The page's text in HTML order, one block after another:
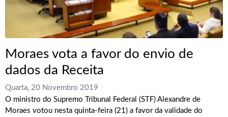
Moraes vota a favor do envio de
dados da Receita
Quarta, 20 Novembro 2019
O ministro do Supremo Tribunal Federal (STF) Alexandre de
Moraes votou nesta quinta-feira (21) a favor da validade do